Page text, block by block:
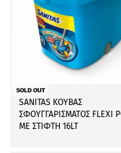
SOLD OUT
SANITAS ΚΟΥΒΑΣ
ΣΦΟΥΓΓΑΡΙΣΜΑΤΟΣ FLEXI
ΜΕ ΣΤΙΦΤΗ 16LT